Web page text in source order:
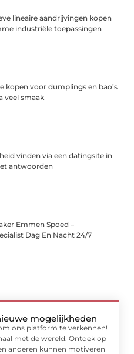
lineaire aandrijvingen kopen
industriële toepassingen
kopen voor dumplings en bao’s
veel smaak
vinden via een datingsite in
antwoorden
Emmen Spoed –
Dag En Nacht 24/7
mogelijkheden
ons platform te verkennen!
met de wereld. Ontdek op
anderen kunnen motiveren